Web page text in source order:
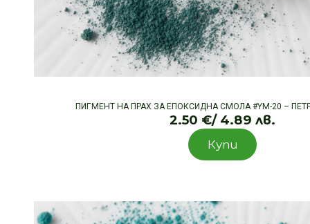
ПИГМЕНТ НА ПРАХ ЗА ЕПОКСИДНА СМОЛА #YM-20 –
2.50 €/ 4.89 лв.
Купи